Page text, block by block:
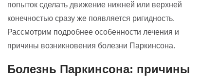
попыток сделать движение нижней или верхней
конечностью сразу же появляется ригидность.
Рассмотрим подробнее особенности лечения и
причины возникновения болезни Паркинсона.
Болезнь Паркинсона: причины